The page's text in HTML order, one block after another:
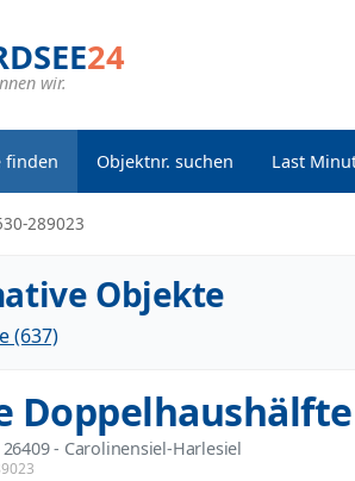
24
wir.
finden Objektnr. suchen Last
289023
Objekte
(637)
- Carolinensiel-Harlesiel